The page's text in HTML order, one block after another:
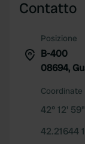
We use
We also share
our social
may combine it
of their services.
Contatto
Posizione
B-400
08694,
Coordinate
42° 12'
42.21644